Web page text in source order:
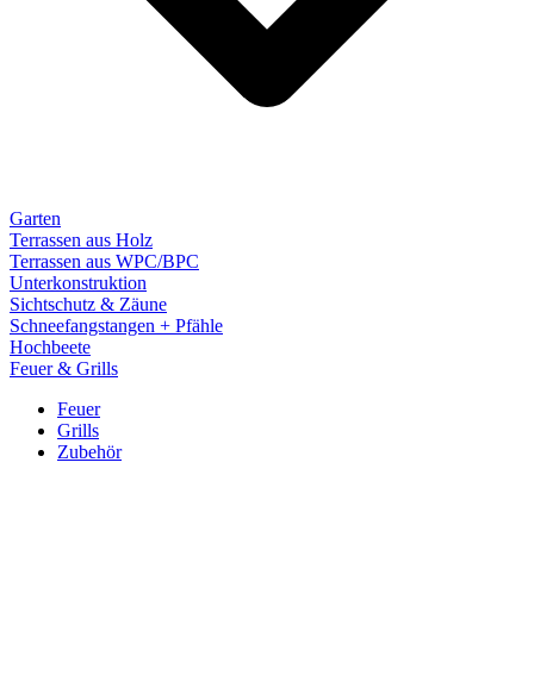
Garten
Terrassen aus Holz
Terrassen aus WPC/BPC
Unterkonstruktion
Sichtschutz & Zäune
Schneefangstangen + Pfähle
Hochbeete
Feuer & Grills
Feuer
Grills
Zubehör